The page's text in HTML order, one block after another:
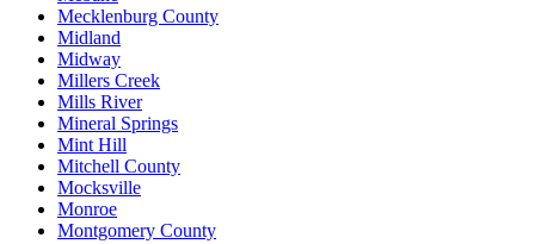
Mecklenburg County
Midland
Midway
Millers Creek
Mills River
Mineral Springs
Mint Hill
Mitchell County
Mocksville
Monroe
Montgomery County